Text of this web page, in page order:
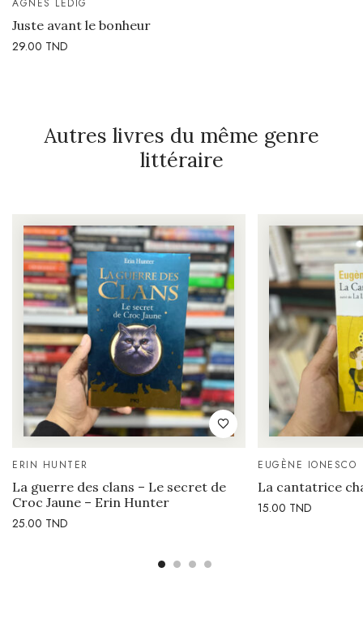
AGNÈS LEDIG
Juste avant le bonheur
29.00 TND
Autres livres du même genre
littéraire
ERIN HUNTER
La guerre des clans – Le secret de
Croc Jaune – Erin Hunter
25.00 TND
EUGÈNE IONESCO
La cantatrice
15.00 TND